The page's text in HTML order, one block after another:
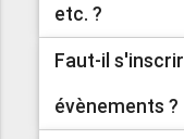
etc. ?
Faut-il
évènements ?